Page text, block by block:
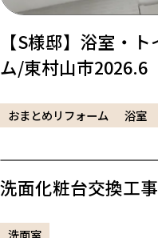
【S様邸】浴室・
ム/東村山市2026.6
おまとめリフォーム 浴室
洗面化粧台交換工事
洗面室